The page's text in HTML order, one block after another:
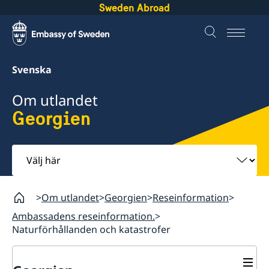
Sweden Abroad
Svenska
Om utlandet
Georgien
Välj
här
Om utlandet Georgien Reseinformation
Ambassadens reseinformation.
Naturförhållanden och katastrofer